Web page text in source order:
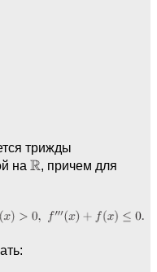
трижды
на
, причем для